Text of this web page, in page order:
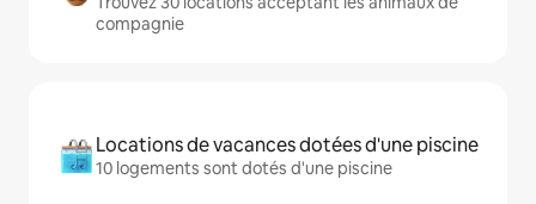
compagnie
Locations de vacances dotées d'une piscine
10 logements sont dotés d'une piscine